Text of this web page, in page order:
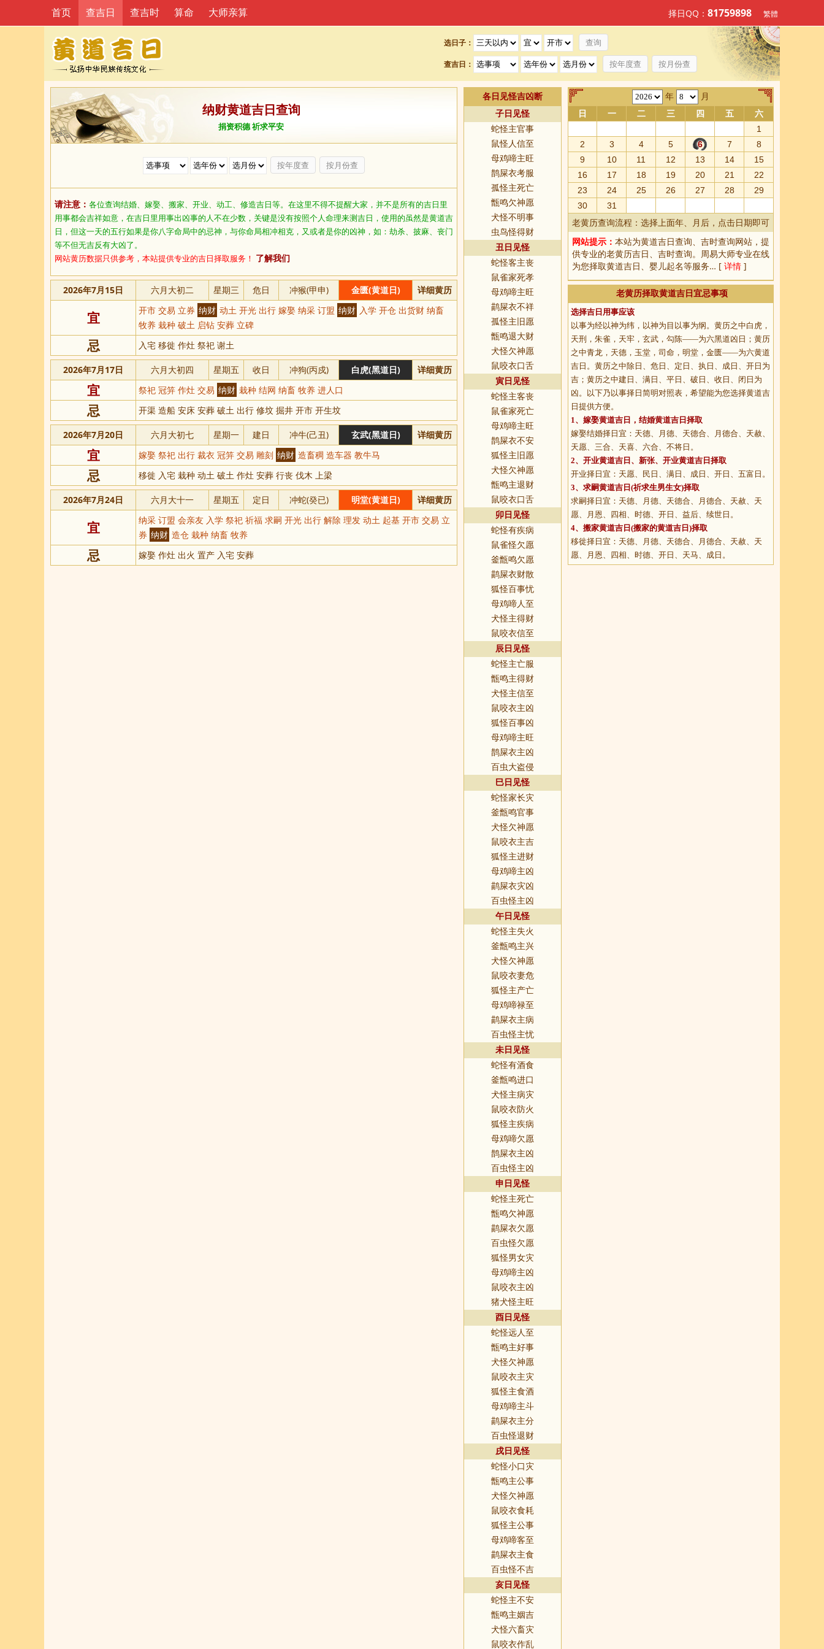
选日子：
查吉日： 按年度查 按月份查
首页 查吉日 查吉时 算命 大师亲算 择日QQ： 81759898 繁體
纳财黄道吉日查询
捐资积德 祈求平安
按年度查 按月份查
请注意： 各位查询结婚、嫁娶、搬家、开业、动工、修造吉日等。在这里不得不提醒大家，并不是所有的吉日里
用事都会吉祥如意，在吉日里用事出凶事的人不在少数，关键是没有按照个人命理来测吉日，使用的虽然是黄道吉
日，但这一天的五行如果是你八字命局中的忌神，与你命局相冲相克，又或者是你的凶神，如：劫杀、披麻、丧门
等不但无吉反有大凶了。
网站黄历数据只供参考，本站提供专业的吉日择取服务！ 了解我们
2026年7月15日 六月大初二 星期三 危日 冲猴(甲申) 金匮(黄道日) 详细黄历
宜 开市 交易 立券 纳财 动土 开光 出行 嫁娶 纳采 订盟 纳财 入学 开仓 出货财 纳畜
牧养 栽种 破土 启钻 安葬 立碑
忌 入宅 移徙 作灶 祭祀 谢土
2026年7月17日 六月大初四 星期五 收日 冲狗(丙戍) 白虎(黑道日) 详细黄历
宜 祭祀 冠笄 作灶 交易 纳财 栽种 结网 纳畜 牧养 进人口
忌 开渠 造船 安床 安葬 破土 出行 修坟 掘井 开市 开生坟
2026年7月20日 六月大初七 星期一 建日 冲牛(己丑) 玄武(黑道日) 详细黄历
宜 嫁娶 祭祀 出行 裁衣 冠笄 交易 雕刻 纳财 造畜稠 造车器 教牛马
忌 移徙 入宅 栽种 动土 破土 作灶 安葬 行丧 伐木 上梁
2026年7月24日 六月大十一 星期五 定日 冲蛇(癸已) 明堂(黄道日) 详细黄历
宜
纳采 订盟 会亲友 入学 祭祀 祈福 求嗣 开光 出行 解除 理发 动土 起基 开市 交易 立
券 纳财 造仓 栽种 纳畜 牧养
忌 嫁娶 作灶 出火 置产 入宅 安葬
各日见怪吉凶断
子日见怪
蛇怪主官事
鼠怪人信至
母鸡啼主旺
鹊屎衣考服
孤怪主死亡
甑鸣欠神愿
犬怪不明事
虫鸟怪得财
丑日见怪
蛇怪客主丧
鼠雀家死孝
母鸡啼主旺
鹋屎衣不祥
孤怪主旧愿
甑鸣退大财
犬怪欠神愿
鼠咬衣口舌
寅日见怪
蛇怪主客丧
鼠雀家死亡
母鸡啼主旺
鹊屎衣不安
狐怪主旧愿
犬怪欠神愿
甑鸣主退财
鼠咬衣口舌
卯日见怪
蛇怪有疾病
鼠雀怪欠愿
釜甑鸣欠愿
鹋屎衣财散
狐怪百事忧
母鸡啼人至
犬怪主得财
鼠咬衣信至
辰日见怪
蛇怪主亡服
甑鸣主得财
犬怪主信至
鼠咬衣主凶
狐怪百事凶
母鸡啼主旺
鹊屎衣主凶
百虫大盗侵
巳日见怪
蛇怪家长灾
釜甑鸣官事
犬怪欠神愿
鼠咬衣主吉
狐怪主进财
母鸡啼主凶
鹋屎衣灾凶
百虫怪主凶
午日见怪
蛇怪主失火
釜甑鸣主兴
犬怪欠神愿
鼠咬衣妻危
狐怪主产亡
母鸡啼禄至
鹋屎衣主病
百虫怪主忧
未日见怪
蛇怪有酒食
釜甑鸣进口
犬怪主病灾
鼠咬衣防火
狐怪主疾病
母鸡啼欠愿
鹊屎衣主凶
百虫怪主凶
申日见怪
蛇怪主死亡
甑鸣欠神愿
鹋屎衣欠愿
百虫怪欠愿
狐怪男女灾
母鸡啼主凶
鼠咬衣主凶
猪犬怪主旺
酉日见怪
蛇怪远人至
甑鸣主好事
犬怪欠神愿
鼠咬衣主灾
狐怪主食酒
母鸡啼主斗
鹋屎衣主分
百虫怪退财
戌日见怪
蛇怪小口灾
甑鸣主公事
犬怪欠神愿
鼠咬衣食耗
狐怪主公事
母鸡啼客至
鹋屎衣主食
百虫怪不吉
亥日见怪
蛇怪主不安
甑鸣主姻吉
犬怪六畜灾
鼠咬衣作乱
年 月
日 一 二 三 四 五
六
1
2
3 4 5 6 7
8
9
10 11 12 13 14
15
16
17 18 19 20 21
22
23
24 25 26 27 28
29
30
31
老黄历查询流程：选择上面年、月后，点击日期即可
网站提示： 本站为黄道吉日查询、 吉时查询网站，提
供专业的老黄历吉日、吉时查询。周易大师专业在线
为您择取黄道吉日、婴儿起名等服务… [ 详情 ]
老黄历择取黄道吉日宜忌事项
选择吉日用事应该
以事为经以神为纬，以神为目以事为纲。黄历之中白虎，
天刑，朱雀，天牢，玄武，勾陈——为六黑道凶日；黄历
之中青龙，天德，玉堂，司命，明堂，金匮——为六黄道
吉日。黄历之中除日、危日、定日、执日、成日、开日为
吉；黄历之中建日、满日、平日、破日、收日、闭日为
凶。以下乃以事择日简明对照表，希望能为您选择黄道吉
日提供方便。
1、 嫁娶黄道吉日 ，结婚黄道吉日择取
嫁娶结婚择日宜：天德、月德、天德合、月德合、天赦、
天愿、三合、天喜、六合、不将日。
2、 开业黄道吉日 、新张、开业黄道吉日择取
开业择日宜：天愿、民日、满日、成日、开日、五富日。
3、 求嗣黄道吉日 (祈求生男生女)择取
求嗣择日宜：天德、月德、天德合、月德合、天赦、天
愿、月恩、四相、时德、开日、益后、续世日。
4、 搬家黄道吉日 (搬家的黄道吉日)择取
移徙择日宜：天德、月德、天德合、月德合、天赦、天
愿、月恩、四相、时德、开日、天马、成日。